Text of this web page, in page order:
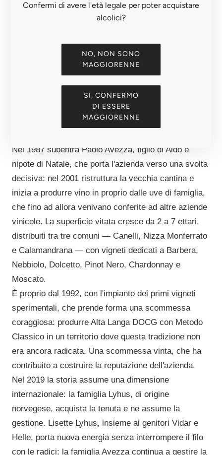
Tutto inizia con un mezzadro e un sogno. Nel 1956
Natale Avezza, detto Talein, acquista una piccola
cascina sulle colline di Canelli dopo anni passati a
coltivare le vigne altrui come mezzadro nelle aziende
dell'Astigiano. Due ettari di vigneto, tanto lavoro e la
passione tramandata al figlio Aldo, che lo affianca fin
Nel 1987 subentra Paolo Avezza, figlio di Aldo e
nipote di Natale, che porta l'azienda verso una svolta
decisiva: nel 2001 ristruttura la vecchia cantina e
inizia a produrre vino in proprio dalle uve di famiglia,
che fino ad allora venivano conferite ad altre aziende
vinicole. La superficie vitata cresce da 2 a 7 ettari,
distribuiti tra tre comuni — Canelli, Nizza Monferrato
e Calamandrana — con vigneti dedicati a Barbera,
Nebbiolo, Dolcetto, Pinot Nero, Chardonnay e
Moscato.
È proprio dal 1992, con l'impianto dei primi vigneti
sperimentali, che prende forma una scommessa
coraggiosa: produrre Alta Langa DOCG con Metodo
Classico in un territorio dove questa tradizione non
era ancora radicata. Una scommessa vinta, che ha
contribuito a costruire la reputazione dell'azienda.
Nel 2019 la storia assume una dimensione
internazionale: la famiglia Lyhus, di origine
norvegese, acquista la tenuta e ne assume la
gestione. Lisette Lyhus, insieme ai genitori Vidar e
Helle, porta nuova energia senza interrompere il filo
con le radici: la famiglia Avezza continua a gestire la
Confermi di avere l'età legale per poter acquistare
alcolici?
NO, NON SONO
MAGGIORENNE
SI, CONFERMO
DI ESSERE
MAGGIORENNE